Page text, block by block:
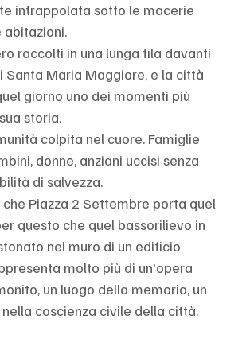
intrappolata sotto le macerie
abitazioni.
raccolti in una lunga fila davanti
Santa Maria Maggiore, e la città
giorno uno dei momenti più
storia.
colpita nel cuore. Famiglie
donne, anziani uccisi senza
di salvezza.
che Piazza 2 Settembre porta quel
questo che quel bassorilievo in
nel muro di un edificio
molto più di un'opera
un luogo della memoria, un
coscienza civile della città.